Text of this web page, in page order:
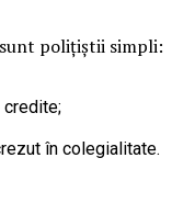
polițiștii simpli:
în colegialitate.